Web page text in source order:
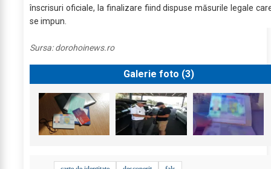
înscrisuri oficiale, la finalizare fiind dispuse măsurile legale
se impun.
Sursa:dorohoinews.ro
Galerie foto (3)